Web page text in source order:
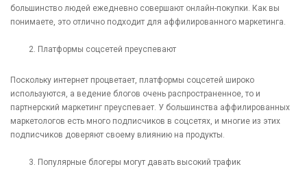
большинство людей ежедневно совершают онлайн-покупки. Как вы
понимаете, это отлично подходит для аффилированного маркетинга.
Платформы соцсетей преуспевают
Поскольку интернет процветает, платформы соцсетей широко
используются, а ведение блогов очень распространенное, то и
партнерский маркетинг преуспевает. У большинства аффилированных
маркетологов есть много подписчиков в соцсетях, и многие из этих
подписчиков доверяют своему влиянию на продукты.
Популярные блогеры могут давать высокий трафик